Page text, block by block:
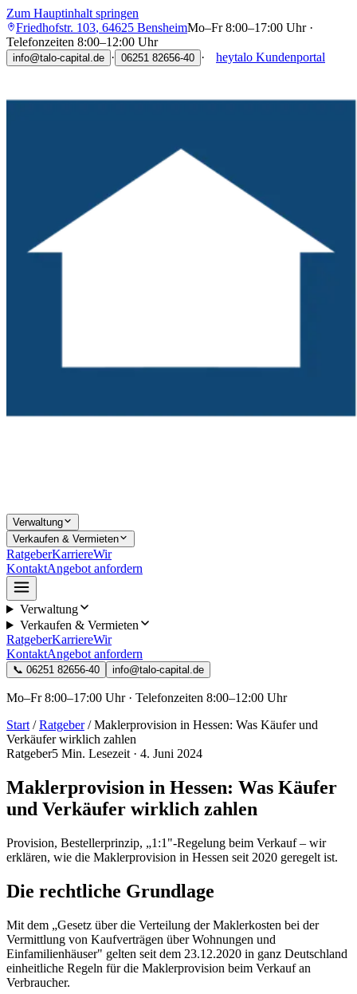
Zum Hauptinhalt springen
Friedhofstr. 103, 64625 BensheimMo–Fr 8:00–17:00 Uhr ·
Telefonzeiten 8:00–12:00 Uhr
info@talo-capital.de · 06251 82656-40 · heytalo Kundenportal
Verwaltung
Verkaufen & Vermieten
RatgeberKarriereWir
KontaktAngebot anfordern
Verwaltung
Verkaufen & Vermieten
RatgeberKarriereWir
KontaktAngebot anfordern
📞 06251 82656-40 info@talo-capital.de
Mo–Fr 8:00–17:00 Uhr · Telefonzeiten 8:00–12:00 Uhr
Start / Ratgeber/ Maklerprovision in Hessen: Was Käufer und
Verkäufer wirklich zahlen
Ratgeber5 Min. Lesezeit · 4. Juni 2024
Maklerprovision in Hessen: Was Käufer
und Verkäufer wirklich zahlen
Provision, Bestellerprinzip, „1:1"-Regelung beim Verkauf – wir
erklären, wie die Maklerprovision in Hessen seit 2020 geregelt ist.
Die rechtliche Grundlage
Mit dem „Gesetz über die Verteilung der Maklerkosten bei der
Vermittlung von Kaufverträgen über Wohnungen und
Einfamilienhäuser" gelten seit dem 23.12.2020 in ganz Deutschland
einheitliche Regeln für die Maklerprovision beim Verkauf an
Verbraucher.